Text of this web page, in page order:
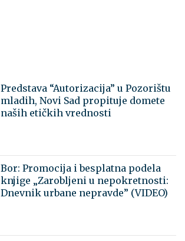
Predstava “Autorizacija” u Pozorištu
mladih, Novi Sad propituje domete
naših etičkih vrednosti
Bor: Promocija i besplatna podela
knjige „Zarobljeni u nepokretnosti:
Dnevnik urbane nepravde” (VIDEO)